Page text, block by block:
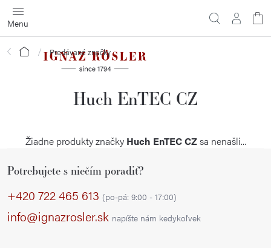
Prejsť
na
obsah
Domov Predávané značky
Huch EnTEC CZ
Žiadne produkty značky Huch EnTEC CZsa nenašli...
Potrebujete s niečím poradiť?
+420 722 465 613 (po-pá: 9:00 - 17:00)
info@ignazrosler.sk napíšte nám kedykoľvek